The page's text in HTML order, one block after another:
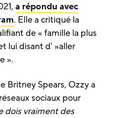
a répondu avec
. Elle a critiqué la
de « famille la plus
lui disant d' »aller
».
Britney Spears, Ozzy a
sociaux pour
dois vraiment des